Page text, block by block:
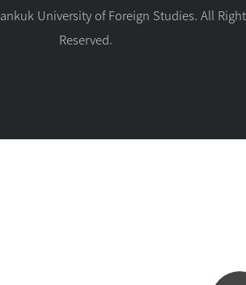
University of Foreign Studies. All
Reserved.